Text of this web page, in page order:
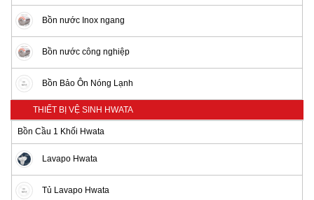
Bồn nước Inox ngang
Bồn nước công nghiệp
Bồn Bảo Ôn Nóng Lạnh
THIẾT BỊ VỆ SINH HWATA
Bồn Cầu 1 Khối Hwata
Lavapo Hwata
Tủ Lavapo Hwata